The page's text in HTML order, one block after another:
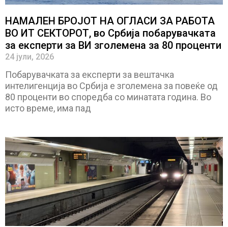
НАМАЛЕН БРОЈОТ НА ОГЛАСИ ЗА РАБОТА
ВО ИТ СЕКТОРОТ, во Србија побарувачката
за експерти за ВИ зголемена за 80 проценти
24 јули, 2026
Побарувачката за експерти за вештачка
интелигенција во Србија е зголемена за повеќе од
80 проценти во споредба со минатата година. Во
исто време, има пад